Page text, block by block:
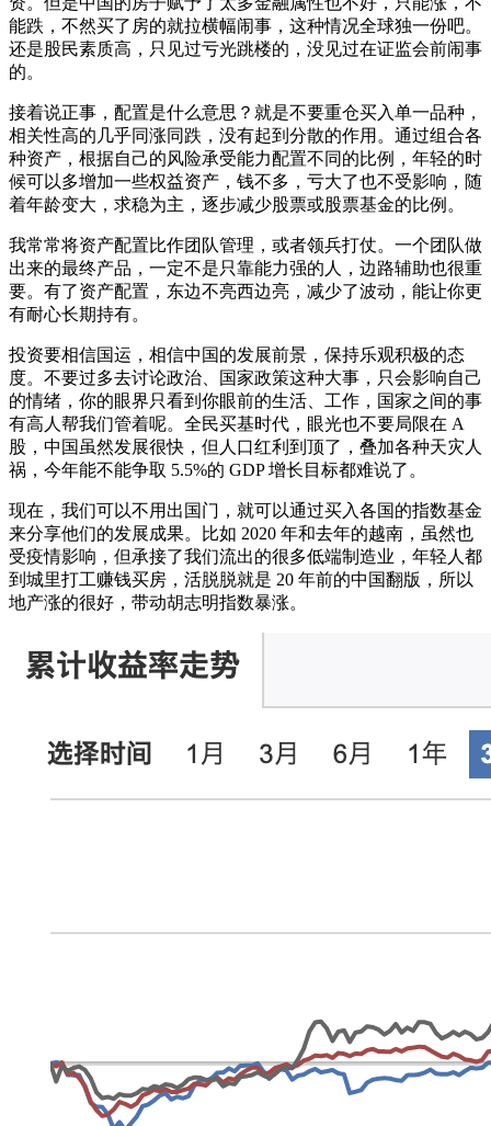
能跌，不然买了房的就拉横幅闹事，这种情况全球独一份吧。
还是股民素质高，只见过亏光跳楼的，没见过在证监会前闹事
的。
接着说正事，配置是什么意思？就是不要重仓买入单一品种，
相关性高的几乎同涨同跌，没有起到分散的作用。通过组合各
种资产，根据自己的风险承受能力配置不同的比例，年轻的时
候可以多增加一些权益资产，钱不多，亏大了也不受影响，随
着年龄变大，求稳为主，逐步减少股票或股票基金的比例。
我常常将资产配置比作团队管理，或者领兵打仗。一个团队做
出来的最终产品，一定不是只靠能力强的人，边路辅助也很重
要。有了资产配置，东边不亮西边亮，减少了波动，能让你更
有耐心长期持有。
投资要相信国运，相信中国的发展前景，保持乐观积极的态
度。不要过多去讨论政治、国家政策这种大事，只会影响自己
的情绪，你的眼界只看到你眼前的生活、工作，国家之间的事
有高人帮我们管着呢。全民买基时代，眼光也不要局限在 A
股，中国虽然发展很快，但人口红利到顶了，叠加各种天灾人
祸，今年能不能争取 5.5%的 GDP 增长目标都难说了。
现在，我们可以不用出国门，就可以通过买入各国的指数基金
来分享他们的发展成果。比如 2020 年和去年的越南，虽然也
受疫情影响，但承接了我们流出的很多低端制造业，年轻人都
到城里打工赚钱买房，活脱脱就是 20 年前的中国翻版，所以
地产涨的很好，带动胡志明指数暴涨。